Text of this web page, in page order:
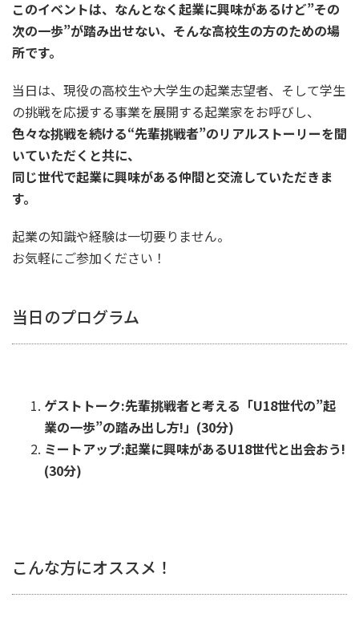
このイベントは、なんとなく起業に興味があるけど”その
次の一歩”が踏み出せない、そんな高校生の方のための場
所です。
当日は、現役の高校生や大学生の起業志望者、そして学生
の挑戦を応援する事業を展開する起業家をお呼びし、
色々な挑戦を続ける“先輩挑戦者”のリアルストーリーを聞
いていただくと共に、
同じ世代で起業に興味がある仲間と交流していただきま
す。
起業の知識や経験は一切要りません。
お気軽にご参加ください！
当日のプログラム
ゲストトーク:先輩挑戦者と考える「U18世代の”起
業の一歩”の踏み出し方!」(30分)
ミートアップ:起業に興味があるU18世代と出会おう!
(30分)
こんな方にオススメ！